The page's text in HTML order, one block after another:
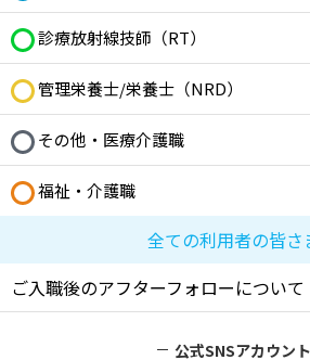
診療放射線技師（RT）
管理栄養士/栄養士（NRD）
その他・医療介護職
福祉・介護職
全ての利用者の皆さ
ご入職後のアフターフォローについて
公式SNSアカウント